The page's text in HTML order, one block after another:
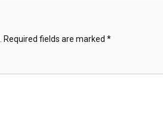
Required fields are marked *